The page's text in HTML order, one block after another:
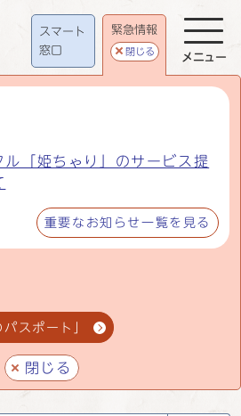
スマート
窓口
緊急情報
閉じる
「姫ちゃり」のサービス提
重要なお知らせ一覧を見る
スポート」
閉じる
メニュー